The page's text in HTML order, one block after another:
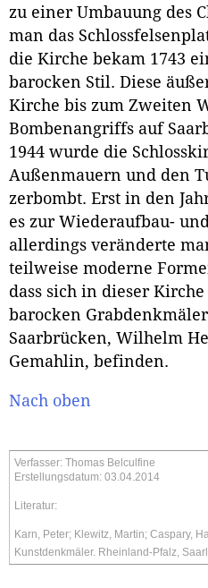
zu einer Umbauung des
man das
die Kirche bekam 1743
barocken Stil. Diese
Kirche bis zum Zweiten
Bombenangriffs auf
1944 wurde die
Außenmauern und den
zerbombt. Erst in den
es zur Wiederaufbau-
allerdings veränderte
teilweise moderne
dass sich in dieser
barocken
Saarbrücken, Wilhelm
Gemahlin, befinden.
Nach oben
Verfasser: Thomas Belculfine
Erstellungsdatum: 03.04.2014
Literatur:
Karn, Peter; Klewitz, Martin; Caspary,
Kunstdenkmäler. Rheinland-Pfalz,